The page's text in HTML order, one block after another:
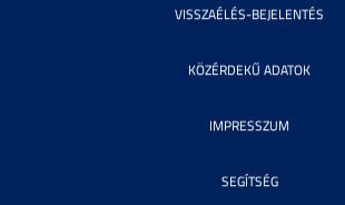
VISSZAÉLÉS-BEJELENTÉS
KÖZÉRDEKŰ ADATOK
IMPRESSZUM
SEGÍTSÉG